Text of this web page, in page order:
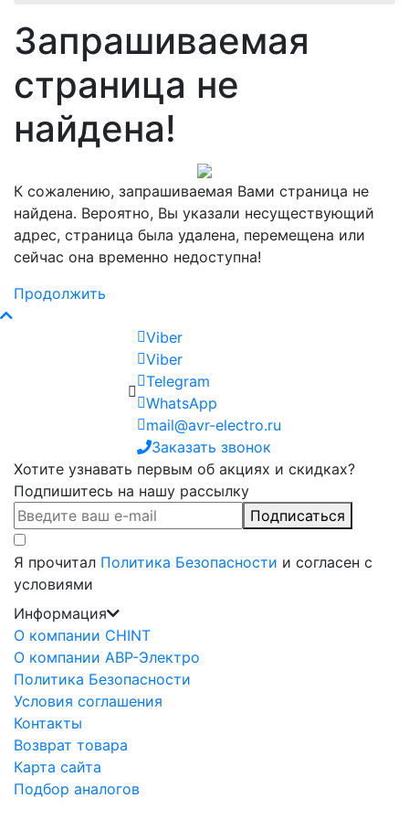
Запрашиваемая
страница не
найдена!
К сожалению, запрашиваемая Вами страница не
найдена. Вероятно, Вы указали несуществующий
адрес, страница была удалена, перемещена или
сейчас она временно недоступна!
Продолжить
Viber
Viber
Telegram
WhatsApp
mail@avr-electro.ru
Заказать звонок
Хотите узнавать первым об акциях и скидках?
Подпишитесь на нашу рассылку
Подписаться
Я прочитал Политика Безопасности и согласен с
условиями
Информация
О компании CHINT
О компании АВР-Электро
Политика Безопасности
Условия соглашения
Контакты
Возврат товара
Карта сайта
Подбор аналогов